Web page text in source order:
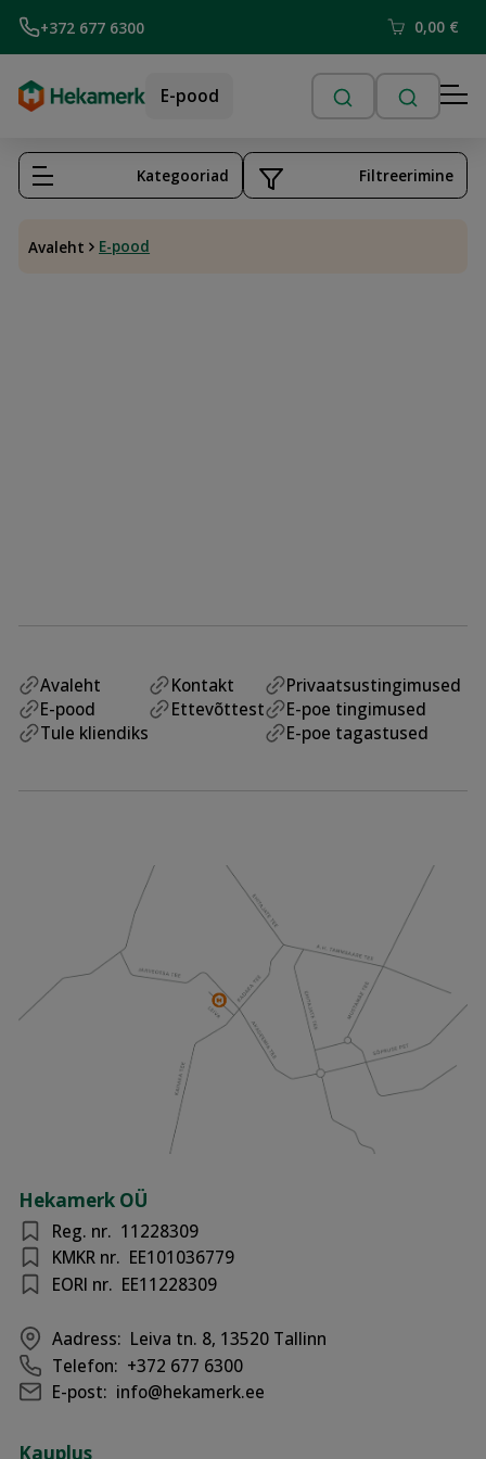
+372 677 6300 0,00 €
E-pood
Avaleht E-pood
Kategooriad Filtreerimine
Avaleht
E-pood
Tule kliendiks
Kontakt
Ettevõttest
Privaatsustingimused
E-poe tingimused
E-poe tagastused
Hekamerk OÜ
Reg. nr. 11228309
KMKR nr. EE101036779
EORI nr. EE11228309
Aadress: Leiva tn. 8, 13520 Tallinn
Telefon: +372 677 6300
E-post: info@hekamerk.ee
Kauplus